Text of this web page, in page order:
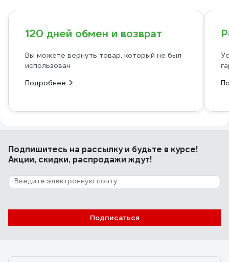
120 дней обмен и возврат
Вы можете вернуть товар, который не был
использован
Подробнее
Подпишитесь на рассылкуи будьте в курсе!
Акции, скидки, распродажи ждут!
Подписаться